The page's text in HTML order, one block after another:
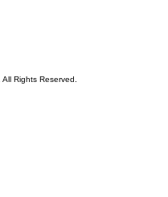
Rights Reserved.